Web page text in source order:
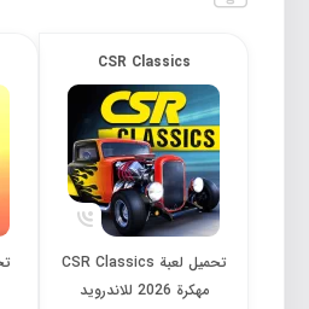
CSR Classics
تحميل لعبة CSR Classics مهكرة 2026 للاندرويد
تحميل لعبة CSR Classics
مهكرة 2026 للاندرويد